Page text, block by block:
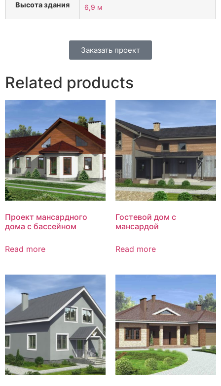
Высота здания 6,9 м
Заказать проект
Related products
Проект мансардного
дома с бассейном
Read more
Гостевой дом с
мансардой
Read more